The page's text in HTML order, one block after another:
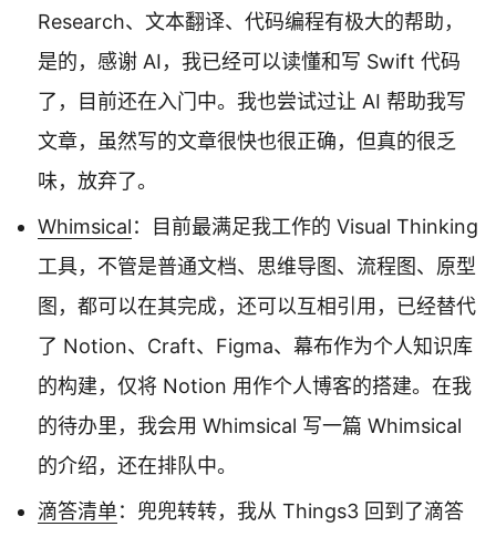
Research、文本翻译、代码编程有极大的帮助，
是的，感谢 AI，我已经可以读懂和写 Swift 代码
了，目前还在入门中。我也尝试过让 AI 帮助我写
文章，虽然写的文章很快也很正确，但真的很乏
味，放弃了。
Whimsical：目前最满足我工作的 Visual Thinking
工具，不管是普通文档、思维导图、流程图、原型
图，都可以在其完成，还可以互相引用，已经替代
了 Notion、Craft、Figma、幕布作为个人知识库
的构建，仅将 Notion 用作个人博客的搭建。在我
的待办里，我会用 Whimsical 写一篇 Whimsical
的介绍，还在排队中。
滴答清单：兜兜转转，我从 Things3 回到了滴答